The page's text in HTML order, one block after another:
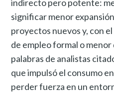
indirecto pero potente:
significar menor
proyectos nuevos y, con
de empleo formal o menor
palabras de analistas
que impulsó el consumo
perder fuerza en un